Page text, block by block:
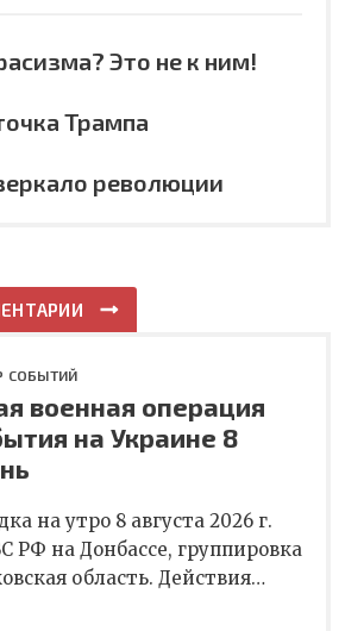
Это не к ним!
Трампа
революции
СОБЫТИЙ
военная операция
на Украине 8
на утро 8 августа 2026 г.
РФ на Донбассе, группировка
область. Действия…